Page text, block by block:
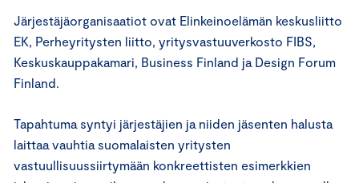
Järjestäjäorganisaatiot ovat Elinkeinoelämän keskusliitto
EK, Perheyritysten liitto, yritysvastuuverkosto FIBS,
Keskuskauppakamari, Business Finland ja Design Forum
Finland.
Tapahtuma syntyi järjestäjien ja niiden jäsenten halusta
laittaa vauhtia suomalaisten yritysten
vastuullisuussiirtymään konkreettisten esimerkkien